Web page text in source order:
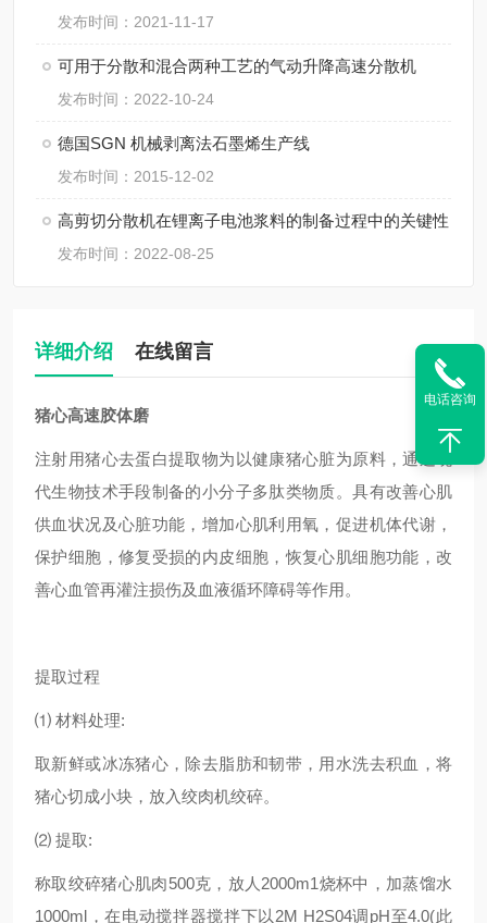
发布时间：2021-11-17
可用于分散和混合两种工艺的气动升降高速分散机
发布时间：2022-10-24
德国SGN 机械剥离法石墨烯生产线
发布时间：2015-12-02
高剪切分散机在锂离子电池浆料的制备过程中的关键性
发布时间：2022-08-25
详细介绍 在线留言
猪心高速胶体磨
注射用猪心去蛋白提取物为以健康猪心脏为原料，通过现
代生物技术手段制备的小分子多肽类物质。具有改善心肌
供血状况及心脏功能，增加心肌利用氧，促进机体代谢，
保护细胞，修复受损的内皮细胞，恢复心肌细胞功能，改
善心血管再灌注损伤及血液循环障碍等作用。
提取过程
⑴ 材料处理:
取新鲜或冰冻猪心，除去脂肪和韧带，用水洗去积血，将
猪心切成小块，放入绞肉机绞碎。
⑵ 提取:
称取绞碎猪心肌肉500克，放人2000m1烧杯中，加蒸馏水
1000ml，在电动搅拌器搅拌下以2M H2S04调pH至4.0(此
电话咨询